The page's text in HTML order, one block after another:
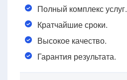
Полный комплекс услуг.
Кратчайшие сроки.
Высокое качество.
Гарантия результата.